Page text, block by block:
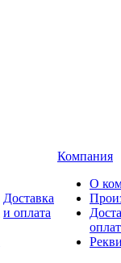
Доставка
и оплата
Компания
О